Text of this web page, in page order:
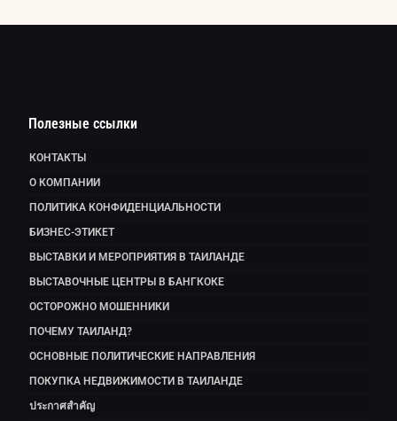
Полезные ссылки
КОНТАКТЫ
О КОМПАНИИ
ПОЛИТИКА КОНФИДЕНЦИАЛЬНОСТИ
БИЗНЕС-ЭТИКЕТ
ВЫСТАВКИ И МЕРОПРИЯТИЯ В ТАИЛАНДЕ
ВЫСТАВОЧНЫЕ ЦЕНТРЫ В БАНГКОКЕ
ОСТОРОЖНО МОШЕННИКИ
ПОЧЕМУ ТАИЛАНД?
ОСНОВНЫЕ ПОЛИТИЧЕСКИЕ НАПРАВЛЕНИЯ
ПОКУПКА НЕДВИЖИМОСТИ В ТАИЛАНДЕ
ประกาศสำคัญ